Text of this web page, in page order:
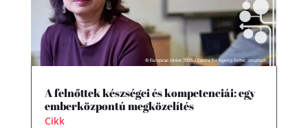
A felnőttek készségei és kompetenciái: egy
emberközpontú megközelítés
Cikk